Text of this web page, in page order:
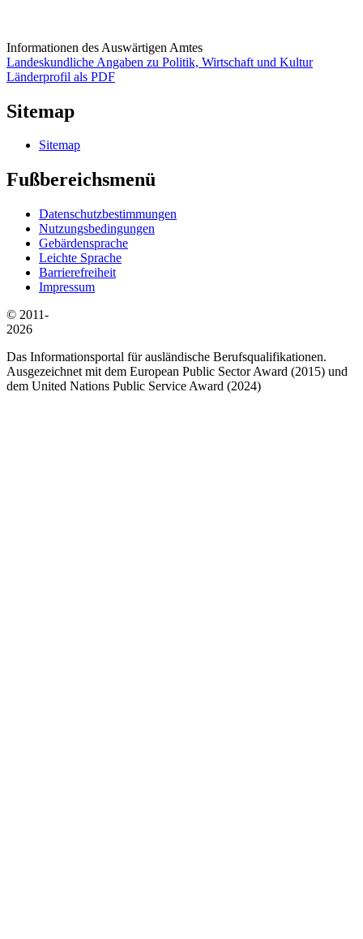
Informationen des Auswärtigen Amtes
Landeskundliche Angaben zu Politik, Wirtschaft und Kultur
Länderprofil als PDF
Sitemap
Sitemap
Fußbereichsmenü
Datenschutzbestimmungen
Nutzungsbedingungen
Gebärdensprache
Leichte Sprache
Barrierefreiheit
Impressum
© 2011-
2026
Das Informationsportal für ausländische Berufsqualifikationen.
Ausgezeichnet mit dem European Public Sector Award (2015) und
dem United Nations Public Service Award (2024)